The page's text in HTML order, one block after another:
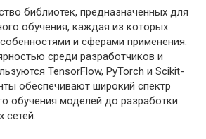
библиотек, предназначенных для
обучения, каждая из которых
и сферами применения.
среди разработчиков и
TensorFlow, PyTorch и Scikit-
обеспечивают широкий спектр
обучения моделей до разработки
сетей.